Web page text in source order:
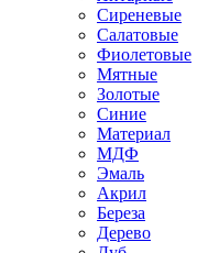
Сиреневые
Салатовые
Фиолетовые
Мятные
Золотые
Синие
Материал
МДФ
Эмаль
Акрил
Береза
Дерево